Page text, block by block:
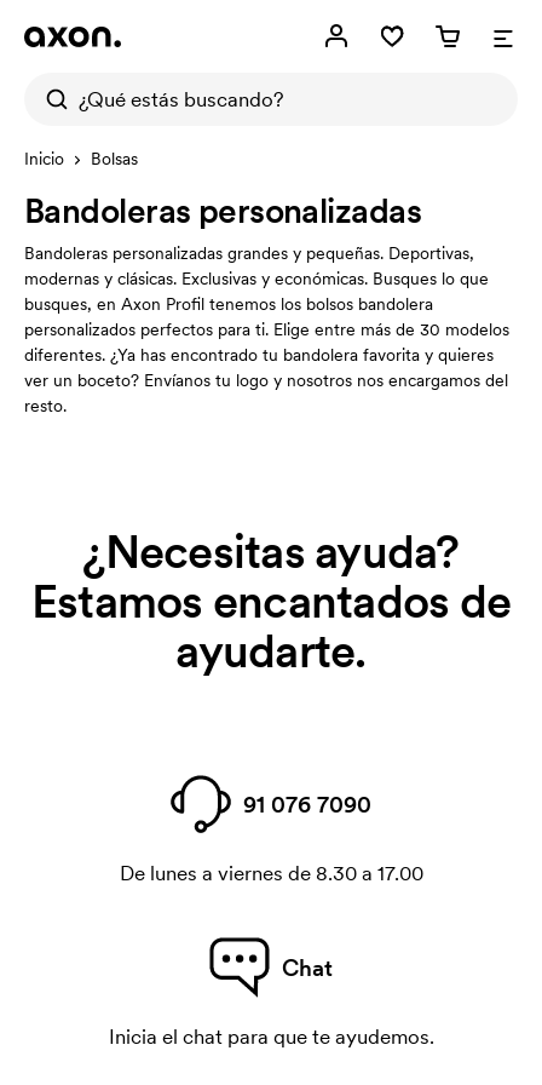
Inicio Bolsas
Bandoleras personalizadas
Bandoleras personalizadas grandes y pequeñas. Deportivas,
modernas y clásicas. Exclusivas y económicas. Busques lo que
busques, en Axon Profil tenemos los bolsos bandolera
personalizados perfectos para ti. Elige entre más de 30 modelos
diferentes. ¿Ya has encontrado tu bandolera favorita y quieres
ver un boceto? Envíanos tu logo y nosotros nos encargamos del
resto.
¿Necesitas ayuda?
Estamos encantados de
ayudarte.
91 076 7090
De lunes a viernes de 8.30 a 17.00
Chat
Inicia el chat para que te ayudemos.